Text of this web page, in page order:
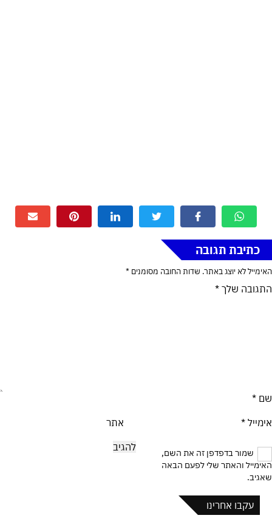
כתיבת תגובה
האימייל לא יוצג באתר. שדות החובה מסומנים *
התגובה שלך *
שם *
אימייל * אתר
שמור בדפדפן זה את השם,
האימייל והאתר שלי לפעם הבאה
שאגיב.
עקבו אחרינו